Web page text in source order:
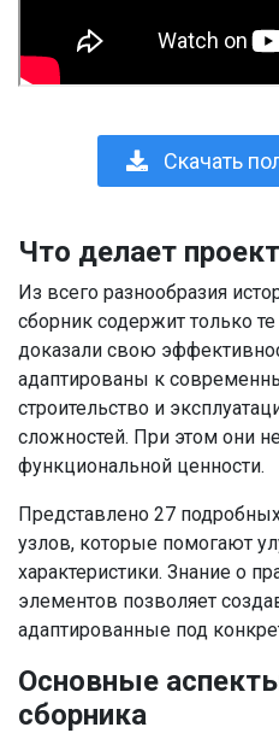
Скачать
Что делает
Из всего разнообразия
сборник содержит только
доказали свою
адаптированы к
строительство и
сложностей. При этом они
функциональной ценности.
Представлено 27
узлов, которые помогают
характеристики. Знание о
элементов позволяет
адаптированные под
Основные
сборника